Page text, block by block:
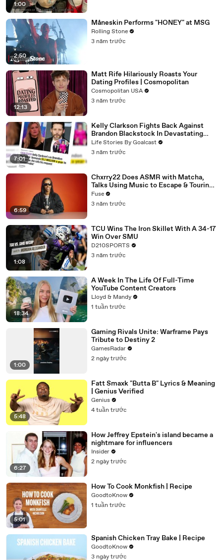
1:00
2:50
Måneskin Performs "HONEY" at MSG
Rolling Stone
3 năm trước
12:13
Matt Rife Hilariously Roasts Your
Dating Profiles | Cosmopolitan
Cosmopolitan USA
3 năm trước
7:01
Kelly Clarkson Fights Back Against
Brandon Blackstock In Devastating
Divorce Battle
Life Stories By Goalcast
3 năm trước
6:59
Chxrry22 Does ASMR with Matcha,
Talks Using Music to Escape & Touring
with The Weeknd
Fuse
3 năm trước
1:08
TCU Wins The Iron Skillet With A 34-17
Win Over SMU
D210SPORTS
3 năm trước
18:34
A Week In The Life Of Full-Time
YouTube Content Creators
Lloyd & Mandy
1 tuần trước
1:00
Gaming Rivals Unite: Warframe Pays
Tribute to Destiny 2
GamesRadar
2 ngày trước
5:48
Fatt Smaxk "Butta B" Lyrics & Meaning
| Genius Verified
Genius
4 tuần trước
6:27
How Jeffrey Epstein's island became a
nightmare for influencers
Insider
2 ngày trước
5:01
How To Cook Monkfish | Recipe
GoodtoKnow
1 tuần trước
Spanish Chicken Tray Bake | Recipe
GoodtoKnow
3 ngày trước